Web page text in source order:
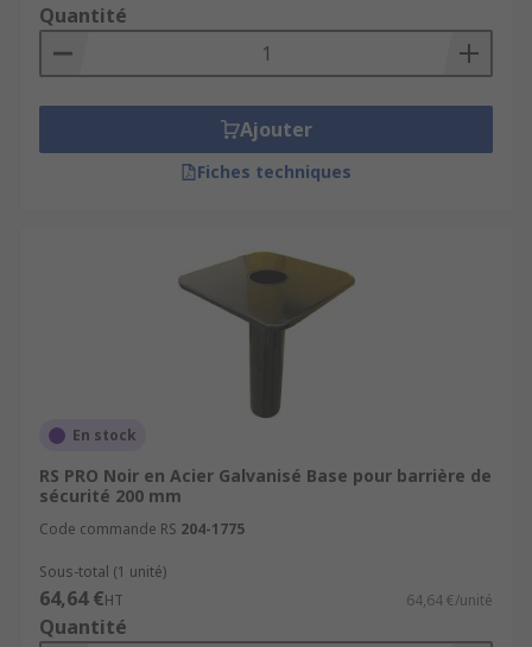
Les barrières fixes incluent les barrières
piétonnes et les barrières de circulation en
chaînes, les barrières de signalisation des zones
Les structures robustes sont fixées en
permanence dans le béton, au sol ou au mur. Elles
sont boulonnées en surface ou attachées à des
comme accessoires.
Quantité
Ajouter
Fiches techniques
En stock
RS PRO Noir en Acier Galvanisé Base pour barrière de
sécurité 200 mm
Code commande RS 204-1775
Sous-total (1 unité)
64,64 €HT 64,64 €/unité
Quantité